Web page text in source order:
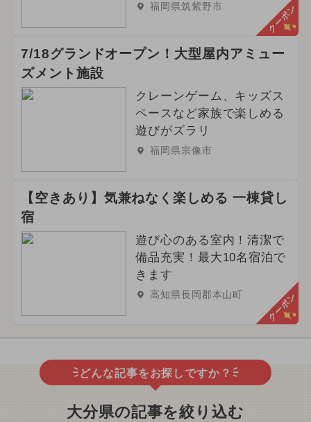
福岡県筑紫野市 クーポン
7/18グランドオープン！大型屋内アミュー
ズメント施設
クレーンゲーム、キッズス
ペースなど家族で楽しめる
遊びがズラリ
福岡県宗像市
【空きあり】気兼ねなく楽しめる 一棟貸し
宿
遊び心のある室内！清潔で
備品充実！最大10名宿泊で
きます
高知県長岡郡本山町 クーポン
どんな記事をお探しですか？
大分県の記事を絞り込む